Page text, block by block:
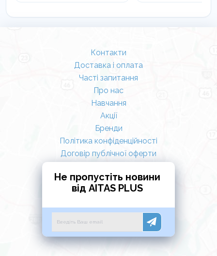
Контакти
Доставка і оплата
Часті запитання
Про нас
Навчання
Акції
Бренди
Політика конфіденційності
Договір публічної оферти
Не пропустіть новини
від AITAS PLUS